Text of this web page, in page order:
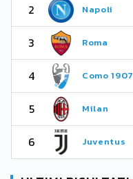
2 Napoli
3 Roma
4 Como 1907
5 Milan
6 Juventus